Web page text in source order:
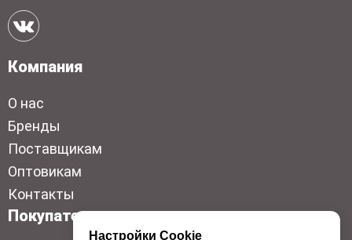
Компания
О нас
Бренды
Поставщикам
Оптовикам
Контакты
Покупателям
Настройки Cookie